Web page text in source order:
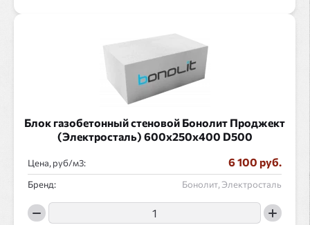
Блок газобетонный стеновой Бонолит Проджект
(Электросталь) 600x250x400 D500
Цена, руб/ : 6 100 руб.
Бренд: Бонолит, Электросталь